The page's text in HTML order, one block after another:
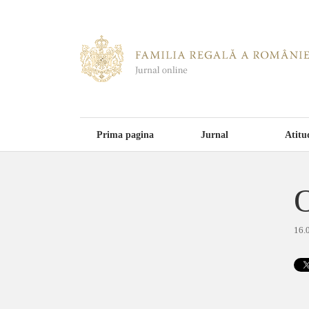
Prima pagina Jurnal